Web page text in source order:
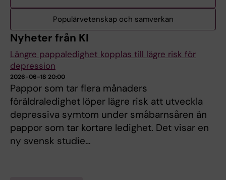
Populärvetenskap och samverkan
Nyheter från KI
Längre pappaledighet kopplas till lägre risk för
depression
2026-06-18 20:00
Pappor som tar flera månaders
föräldraledighet löper lägre risk att utveckla
depressiva symtom under småbarnsåren än
pappor som tar kortare ledighet. Det visar en
ny svensk studie…